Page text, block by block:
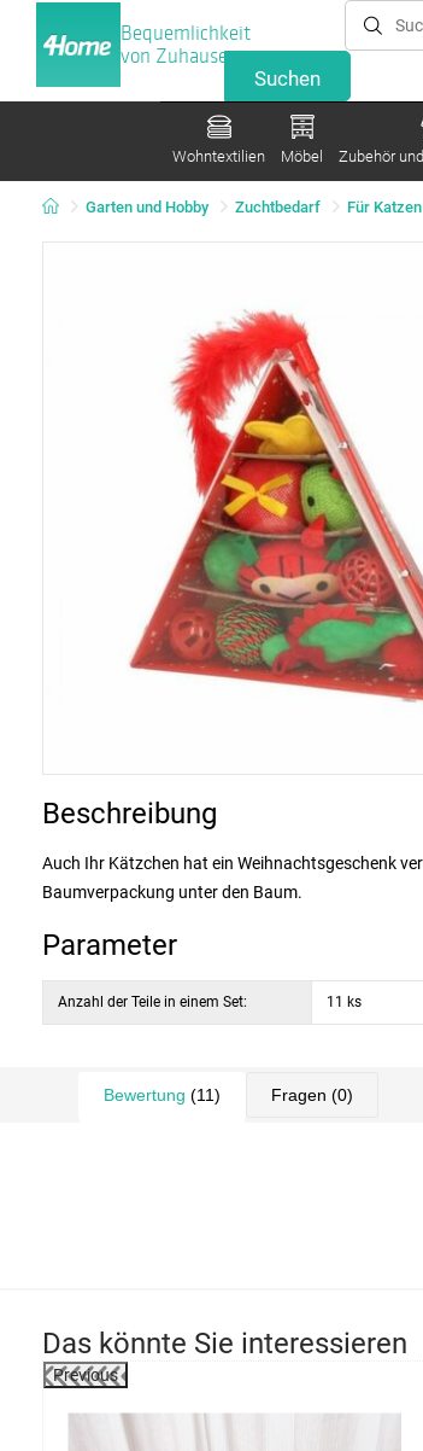
Bequemlichkeit
von Zuhause
Wohntextilien Möbel Zubehör
Garten und Hobby Zuchtbedarf Für Katzen
Beschreibung
Auch Ihr Kätzchen hat ein Weihnachtsgeschenk
Baumverpackung unter den Baum.
Parameter
Anzahl der Teile in einem Set: 11 ks
Bewertung (11) Fragen (0)
Das könnte Sie interessieren
Previous